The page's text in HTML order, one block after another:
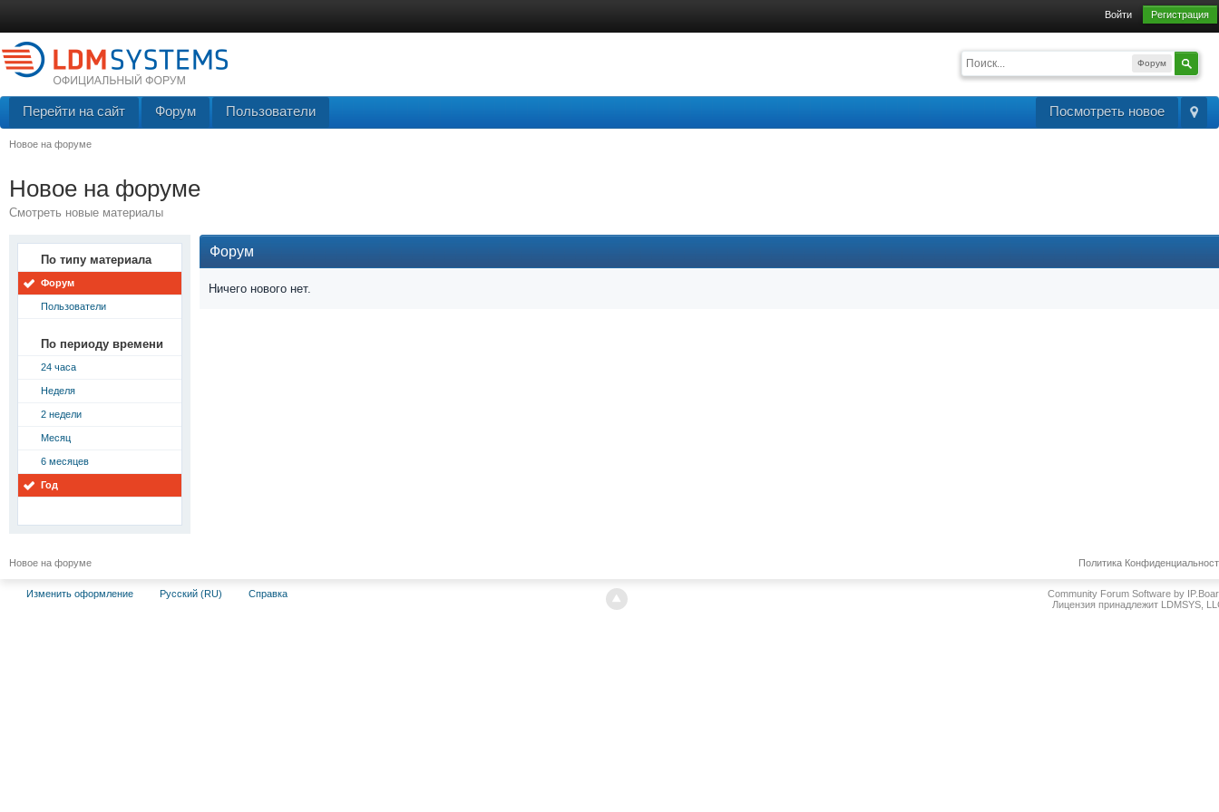
Войти Регистрация
Форум
Посмотреть новое
Перейти на сайт Форум Пользователи
Новое на форуме
Новое на форуме
Смотреть новые материалы
По типу материала
Форум
Пользователи
По периоду времени
24 часа
Неделя
2 недели
Месяц
6 месяцев
Год
Форум
Ничего нового нет.
Новое на форуме Политика
Изменить оформление Русский (RU) Справка
Community Forum Software by
Лицензия принадлежит LDMSYS,